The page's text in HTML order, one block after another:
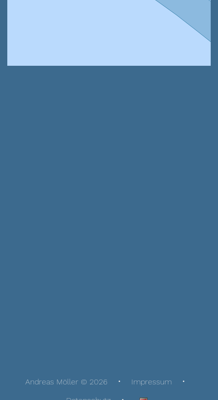
Andreas Möller © 2026
Impressum